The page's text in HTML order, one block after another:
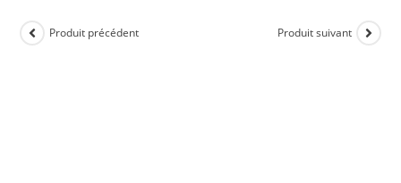
Produit précédent Produit suivant